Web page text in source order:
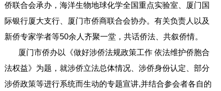
侨联合会承办，海洋生物地球化学全国重点实验室、厦门国
际银行厦大支行、厦门市侨商联合会协办。有关负责人以及
新侨专家学者等50余人齐聚一堂，共话侨法、共叙侨情。
厦门市侨办以《做好涉侨法规政策工作 依法维护侨胞合
法权益》为题，就涉侨立法总体情况、涉侨身份认定、部分
涉侨政策等进行系统而生动的专题宣讲,并结合参会者各自的